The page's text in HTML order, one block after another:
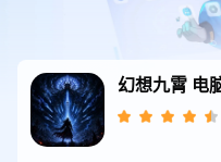
幻想九霄 电